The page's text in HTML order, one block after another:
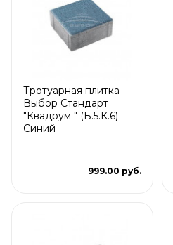
Тротуарная плитка
Выбор Стандарт
"Квадрум " (Б.5.К.6)
Синий
999.00 руб.